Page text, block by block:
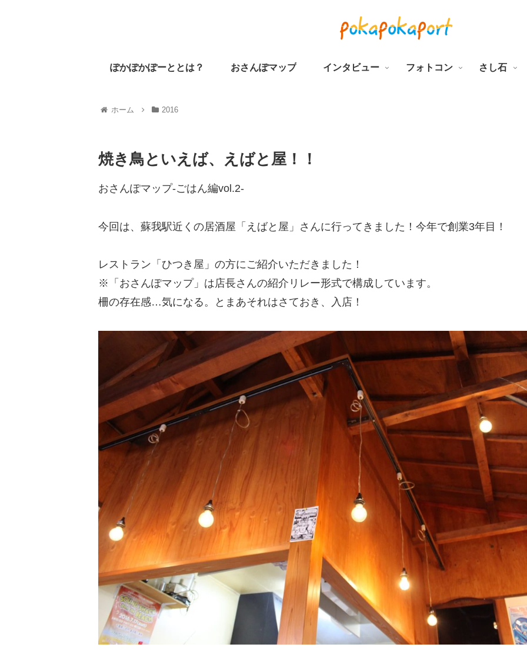
ぽかぽかぽーととは？ おさんぽマップ インタビュー フォトコン さし石
ホーム 2016
焼き鳥といえば、えばと屋！！
おさんぽマップ-ごはん編vol.2-
今回は、蘇我駅近くの居酒屋「えばと屋」さんに行ってきました！今年で創業3年目！
レストラン「ひつき屋」の方にご紹介いただきました！
※「おさんぽマップ」は店長さんの紹介リレー形式で構成しています。
柵の存在感…気になる。とまあそれはさておき、入店！